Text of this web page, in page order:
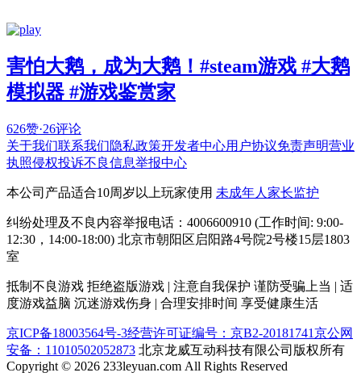
害怕大鹅，成为大鹅！#steam游戏 #大鹅
模拟器 #游戏鉴赏家
626赞·26评论
关于我们联系我们隐私政策开发者中心用户协议免责声明营业
执照侵权投诉不良信息举报中心
本公司产品适合10周岁以上玩家使用 未成年人家长监护
纠纷处理及不良内容举报电话：4006600910 (工作时间: 9:00-
12:30，14:00-18:00) 北京市朝阳区启阳路4号院2号楼15层1803
室
抵制不良游戏 拒绝盗版游戏 | 注意自我保护 谨防受骗上当 | 适
度游戏益脑 沉迷游戏伤身 | 合理安排时间 享受健康生活
京ICP备18003564号-3经营许可证编号：京B2-20181741京公网
安备：11010502052873 北京龙威互动科技有限公司版权所有
Copyright © 2026 233leyuan.com All Rights Reserved